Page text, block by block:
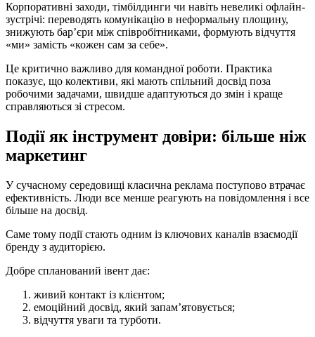
Корпоративні заходи, тімбілдинги чи навіть невеликі офлайн-
зустрічі: переводять комунікацію в неформальну площину,
знижують бар’єри між співробітниками, формують відчуття
«ми» замість «кожен сам за себе».
Це критично важливо для командної роботи. Практика
показує, що колективи, які мають спільний досвід поза
робочими задачами, швидше адаптуються до змін і краще
справляються зі стресом.
Події як інструмент довіри: більше ніж
маркетинг
У сучасному середовищі класична реклама поступово втрачає
ефективність. Люди все менше реагують на повідомлення і все
більше на досвід.
Саме тому події стають одним із ключових каналів взаємодії
бренду з аудиторією.
Добре спланований івент дає:
живий контакт із клієнтом;
емоційний досвід, який запам’ятовується;
відчуття уваги та турботи.